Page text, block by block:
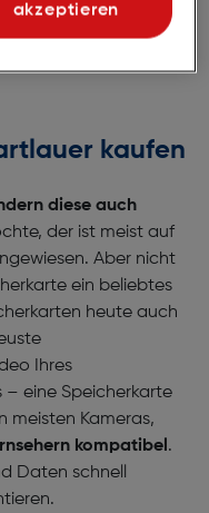
kaufen
diese auch
der ist meist auf
Aber nicht
ein beliebtes
heute auch
Ihres
eine Speicherkarte
meisten Kameras,
kompatibel .
Daten schnell
akzeptieren